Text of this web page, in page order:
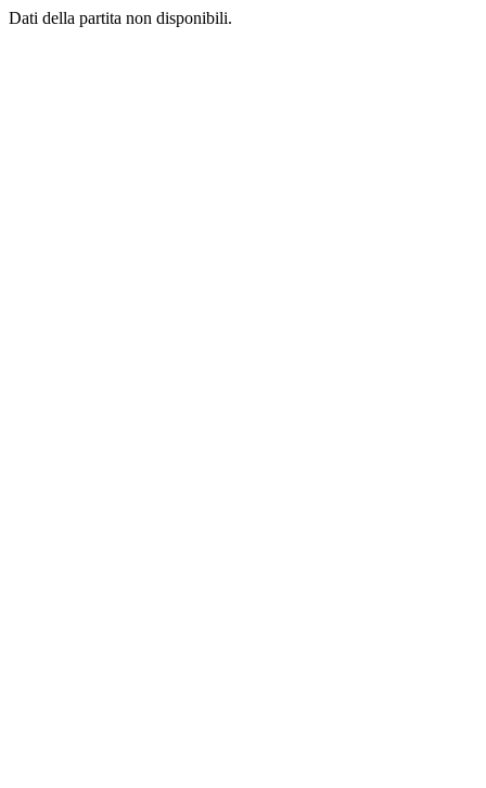
Dati della partita non disponibili.